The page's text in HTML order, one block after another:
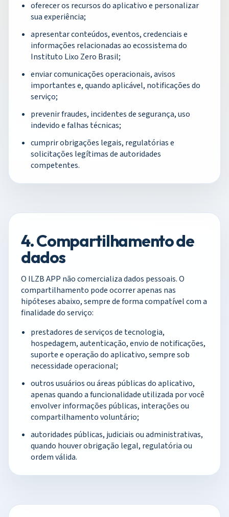
oferecer os recursos do aplicativo e personalizar
sua experiência;
apresentar conteúdos, eventos, credenciais e
informações relacionadas ao ecossistema do
Instituto Lixo Zero Brasil;
enviar comunicações operacionais, avisos
importantes e, quando aplicável, notificações do
serviço;
prevenir fraudes, incidentes de segurança, uso
indevido e falhas técnicas;
cumprir obrigações legais, regulatórias e
solicitações legítimas de autoridades
competentes.
4. Compartilhamento de
dados
O ILZB APP não comercializa dados pessoais. O
compartilhamento pode ocorrer apenas nas
hipóteses abaixo, sempre de forma compatível com a
finalidade do serviço:
prestadores de serviços de tecnologia,
hospedagem, autenticação, envio de notificações,
suporte e operação do aplicativo, sempre sob
necessidade operacional;
outros usuários ou áreas públicas do aplicativo,
apenas quando a funcionalidade utilizada por você
envolver informações públicas, interações ou
compartilhamento voluntário;
autoridades públicas, judiciais ou administrativas,
quando houver obrigação legal, regulatória ou
ordem válida.